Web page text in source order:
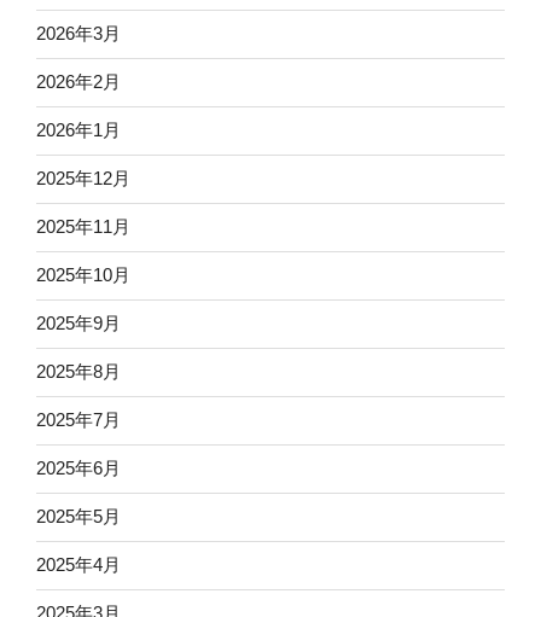
2026年3月
2026年2月
2026年1月
2025年12月
2025年11月
2025年10月
2025年9月
2025年8月
2025年7月
2025年6月
2025年5月
2025年4月